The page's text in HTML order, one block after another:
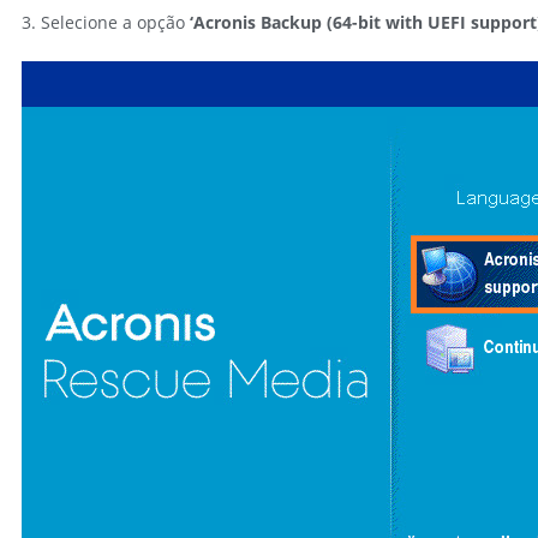
3. Selecione a opção ‘Acronis Backup (64-bit with UEFI